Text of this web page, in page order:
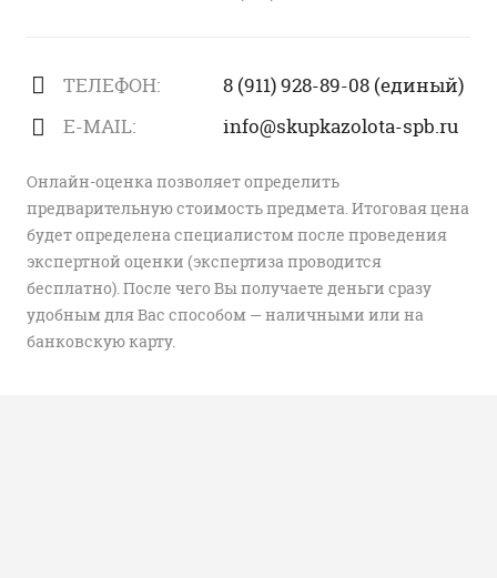
ТЕЛЕФОН:
8 (911) 928-89-08 (единый)
E-MAIL:
info@skupkazolota-spb.ru
Онлайн-оценка позволяет определить
предварительную стоимость предмета. Итоговая цена
будет определена специалистом после проведения
экспертной оценки (экспертиза проводится
бесплатно). После чего Вы получаете деньги сразу
удобным для Вас способом — наличными или на
банковскую карту.